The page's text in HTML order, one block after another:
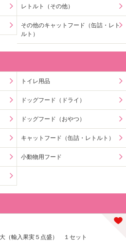
レトルト（その他）
その他のキャットフード（缶詰・レト
ルト）
トイレ用品
ドッグフード（ドライ）
ドッグフード（おやつ）
キャットフード（缶詰・レトルト）
小動物用フード
（輸入果実５点盛） １セット